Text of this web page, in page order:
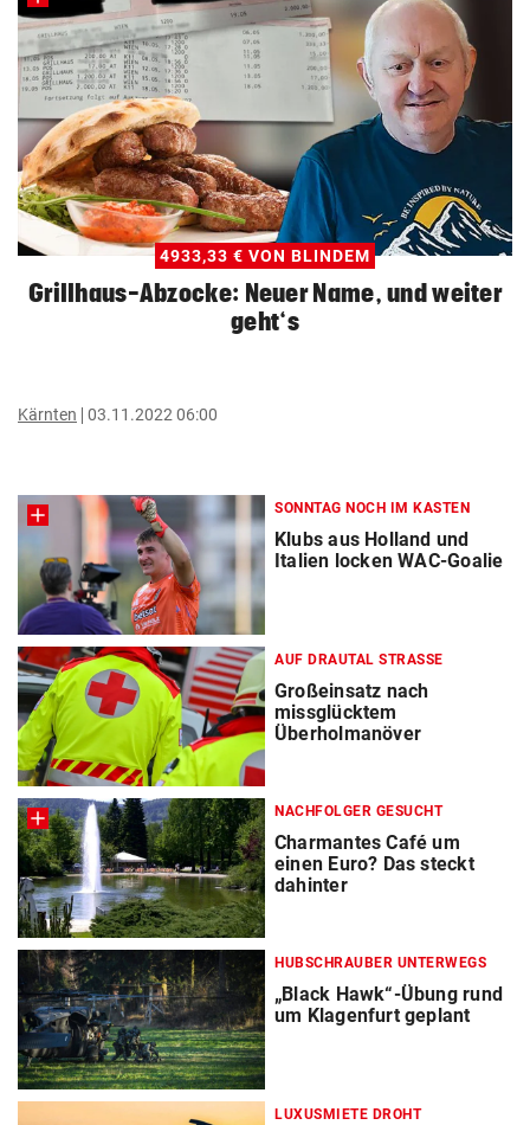
4933,33 € VON BLINDEM
Grillhaus-Abzocke: Neuer Name, und weiter
geht‘s
Kärnten 03.11.2022 06:00
SONNTAG NOCH IM KASTEN
Klubs aus Holland und
Italien locken WAC-Goalie
AUF DRAUTAL STRASSE
Großeinsatz nach
missglücktem
Überholmanöver
NACHFOLGER GESUCHT
Charmantes Café um
einen Euro? Das steckt
dahinter
HUBSCHRAUBER UNTERWEGS
„Black Hawk“-Übung rund
um Klagenfurt geplant
LUXUSMIETE DROHT